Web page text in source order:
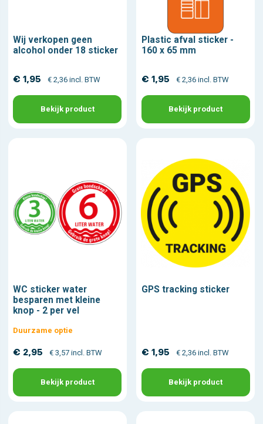
Wij verkopen geen
alcohol onder 18 sticker
€ 1,95 € 2,36 incl. BTW
Bekijk product
Plastic afval sticker -
160 x 65 mm
€ 1,95 € 2,36 incl. BTW
Bekijk product
WC sticker water
besparen met kleine
knop - 2 per vel
Duurzame optie
€ 2,95 € 3,57 incl. BTW
Bekijk product
GPS tracking sticker
€ 1,95 € 2,36 incl. BTW
Bekijk product